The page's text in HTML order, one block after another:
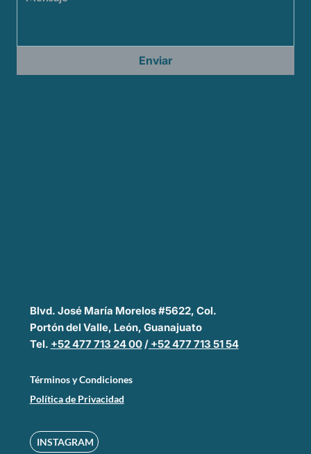
Enviar
Blvd. José María Morelos #5622, Col.
Portón del Valle, León, Guanajuato
Tel. +52 477 713 24 00/+52 477 713 51 54
Términos y Condiciones
Política de Privacidad
INSTAGRAM